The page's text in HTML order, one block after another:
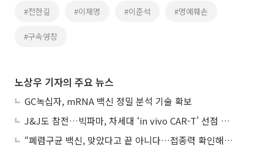
#전한길 #이재명 #이준석 #명예훼손
#구속영장
노상우 기자의 주요 뉴스
GC녹십자, mRNA 백신 정밀 분석 기술 확보
J&J도 참전…빅파마, 차세대 ‘in vivo CAR-T’ 선점 경쟁 본격화
“폐렴구균 백신, 맞았다고 끝 아니다…접종력 확인해야”